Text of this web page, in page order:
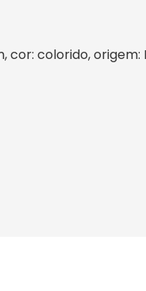
cor: colorido,